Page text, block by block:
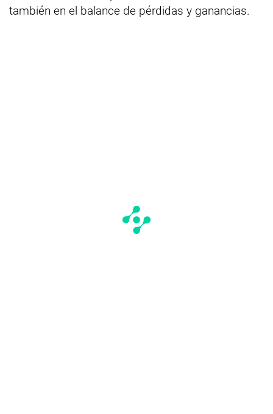
también en el balance de pérdidas y ganancias.